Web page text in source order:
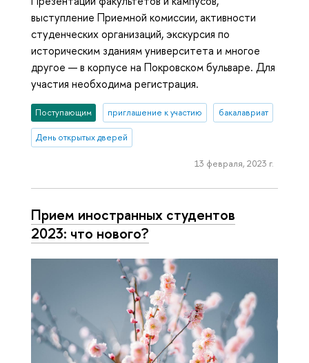
выступление Приемной комиссии, активности
студенческих организаций, экскурсия по
историческим зданиям университета и многое
другое — в корпусе на Покровском бульваре. Для
участия необходима регистрация.
Поступающим приглашение к участию бакалавриат
День открытых дверей
13 февраля, 2023 г.
Прием иностранных студентов
2023: что нового?